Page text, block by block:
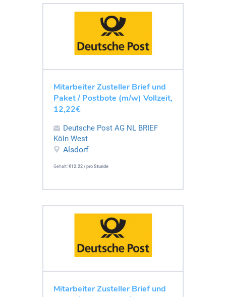
Mitarbeiter Zusteller Brief und
Paket / Postbote (m/w) Vollzeit,
12,22€
Deutsche Post AG NL BRIEF
Köln West
Alsdorf
Gehalt: €12.22 / pro Stunde
Mitarbeiter Zusteller Brief und